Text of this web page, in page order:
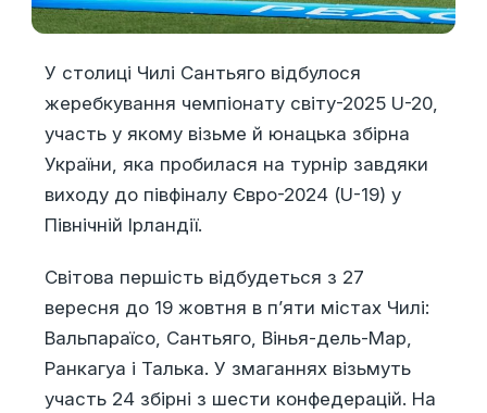
У столиці Чилі Сантьяго відбулося
жеребкування чемпіонату світу-2025 U-20,
участь у якому візьме й юнацька збірна
України, яка пробилася на турнір завдяки
виходу до півфіналу Євро-2024 (U-19) у
Північній Ірландії.
Світова першість відбудеться з 27
вересня до 19 жовтня в п’яти містах Чилі:
Вальпараїсо, Сантьяго, Вінья-дель-Мар,
Ранкагуа і Талька. У змаганнях візьмуть
участь 24 збірні з шести конфедерацій. На